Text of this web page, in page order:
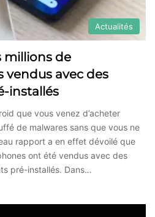
Actualités
millions de
avec des
installés
que vous venez d’acheter
de malwares sans que vous ne
rapport a en effet dévoilé que
ont été vendus avec des
pré-installés. Dans…